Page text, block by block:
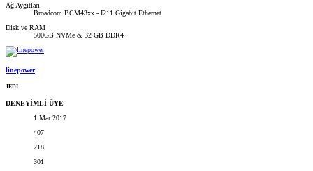
Ağ Aygıtları
Broadcom BCM43xx - I211 Gigabit Ethernet
Disk ve RAM
500GB NVMe & 32 GB DDR4
linepower
JEDI
DENEYİMLİ ÜYE
1 Mar 2017
407
218
301